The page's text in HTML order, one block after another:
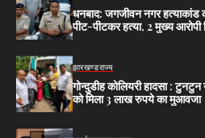
धनबाद: जगजीवन नगर हत्याकांड
पीट-पीटकर हत्या, 2 मुख्य आरोपी
झारखण्डराज्य
गोन्दुडीह कोलियरी हादसा :
को मिला 3 लाख रुपये का मुआवजा